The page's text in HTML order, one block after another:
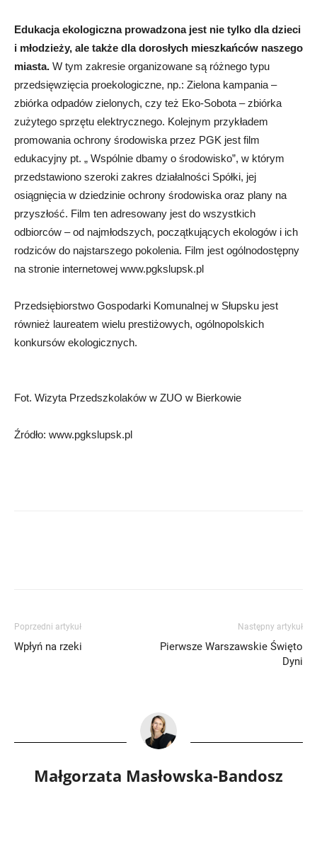
Edukacja ekologiczna prowadzona jest nie tylko dla dzieci
i młodzieży, ale także dla dorosłych mieszkańców naszego
miasta. W tym zakresie organizowane są różnego typu
przedsięwzięcia proekologiczne, np.: Zielona kampania –
zbiórka odpadów zielonych, czy też Eko-Sobota – zbiórka
zużytego sprzętu elektrycznego. Kolejnym przykładem
promowania ochrony środowiska przez PGK jest film
edukacyjny pt. „ Wspólnie dbamy o środowisko”, w którym
przedstawiono szeroki zakres działalności Spółki, jej
osiągnięcia w dziedzinie ochrony środowiska oraz plany na
przyszłość. Film ten adresowany jest do wszystkich
odbiorców – od najmłodszych, początkujących ekologów i ich
rodziców do najstarszego pokolenia. Film jest ogólnodostępny
na stronie internetowej www.pgkslupsk.pl
Przedsiębiorstwo Gospodarki Komunalnej w Słupsku jest
również laureatem wielu prestiżowych, ogólnopolskich
konkursów ekologicznych.
Fot. Wizyta Przedszkolaków w ZUO w Bierkowie
Źródło: www.pgkslupsk.pl
Poprzedni artykuł
Wpłyń na rzeki
Następny artykuł
Pierwsze Warszawskie Święto
Dyni
Małgorzata Masłowska-Bandosz